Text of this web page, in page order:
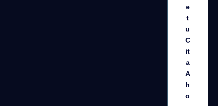
e
t
u
C
it
a
A
h
o